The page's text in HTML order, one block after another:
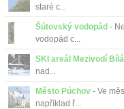
staré c...
Šútovský vodopád -
vodopád c...
SKI areál Mezivodí Bílá
nad...
Město Púchov - Ve
například ř...